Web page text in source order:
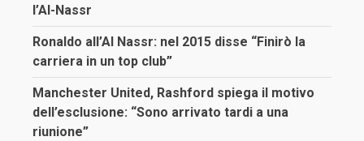
l’Al-Nassr
Ronaldo all’Al Nassr: nel 2015 disse “Finirò la
carriera in un top club”
Manchester United, Rashford spiega il motivo
dell’esclusione: “Sono arrivato tardi a una
riunione”